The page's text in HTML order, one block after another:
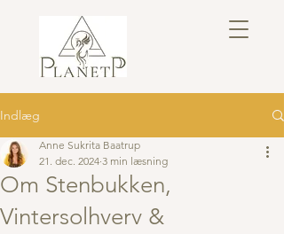
Indlæg
Om Stenbukken,
Vintersolhverv &
Anne Sukrita Baatrup
21. dec. 2024 3 min læsning